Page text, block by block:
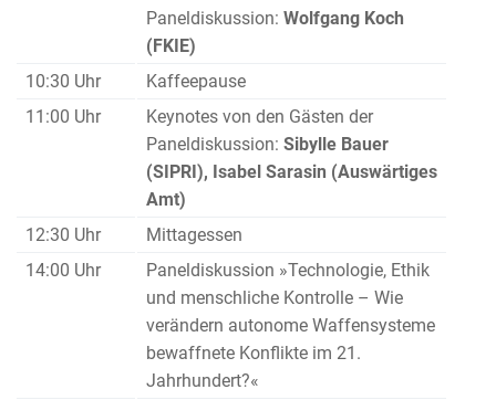
Paneldiskussion: Wolfgang Koch
(FKIE)
10:30 Uhr
Kaffeepause
11:00 Uhr
Keynotes von den Gästen der
Paneldiskussion: Sibylle Bauer
(SIPRI), Isabel Sarasin (Auswärtiges
Amt)
12:30 Uhr
Mittagessen
14:00 Uhr
Paneldiskussion »Technologie, Ethik
und menschliche Kontrolle – Wie
verändern autonome Waffensysteme
bewaffnete Konflikte im 21.
Jahrhundert?«